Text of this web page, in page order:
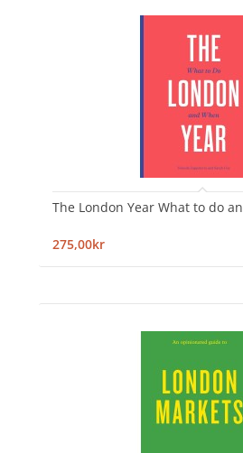
The London Year What to do
275,00kr